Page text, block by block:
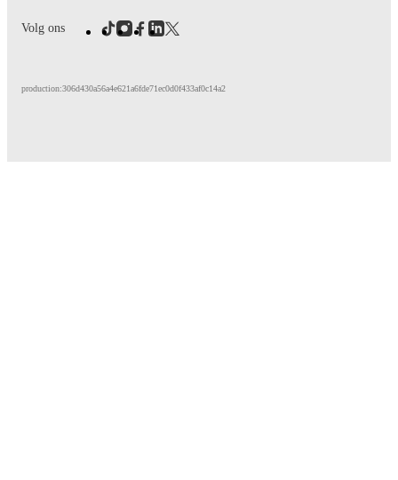
Volg ons
production:306d430a56a4e621a6fde71ec0d0f433af0c14a2